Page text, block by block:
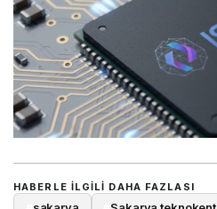
HABERLE ILGILI DAHA FAZLASI